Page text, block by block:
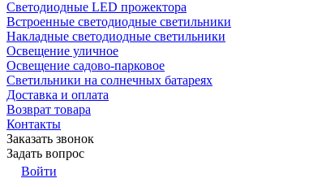
Светодиодные LED прожектора
Встроенные светодиодные светильники
Накладные светодиодные светильники
Освещение уличное
Освещение садово-парковое
Светильники на солнечных батареях
Доставка и оплата
Возврат товара
Контакты
Заказать звонок
Задать вопрос
Войти